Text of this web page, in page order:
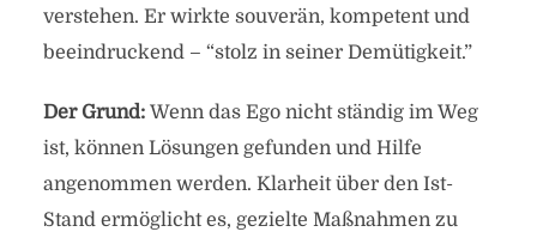
verstehen. Er wirkte souverän, kompetent und
beeindruckend – “stolz in seiner Demütigkeit.”
Der Grund:Wenn das Ego nicht ständig im Weg
ist, können Lösungen gefunden und Hilfe
angenommen werden. Klarheit über den Ist-
Stand ermöglicht es, gezielte Maßnahmen zu